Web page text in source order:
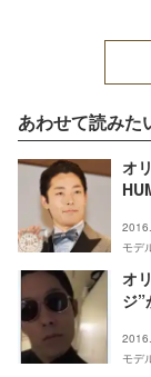
あわせて読みた
オ
モデ
オ
ジ
モデ